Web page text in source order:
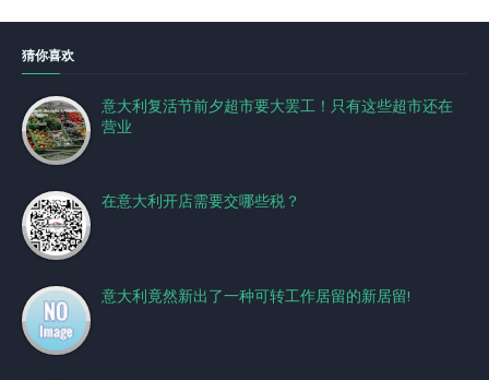
猜你喜欢
意大利复活节前夕超市要大罢工！只有这些超市还在
营业
在意大利开店需要交哪些税？
意大利竟然新出了一种可转工作居留的新居留!